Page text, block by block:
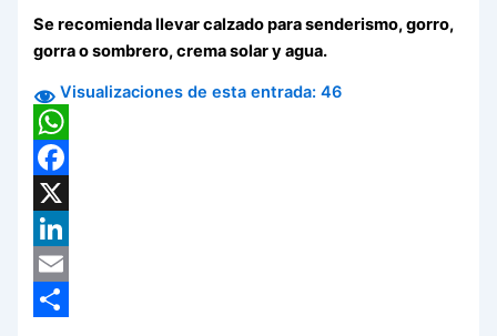
Se recomienda llevar calzado para senderismo, gorro,
gorra o sombrero, crema solar y agua.
Visualizaciones de esta entrada: 46
WhatsApp
Facebook
X
LinkedIn
Email